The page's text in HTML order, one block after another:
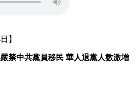
】
禁中共黨員移民 華人退黨人數激增